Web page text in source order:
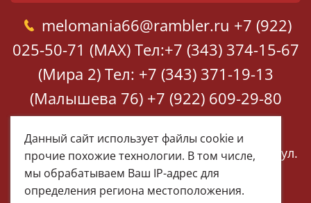
melomania66@rambler.ru +7 (922)
025-50-71 (MAX) Тел:+7 (343) 374-15-67
(Мира 2) Тел: +7 (343) 371-19-13
(Малышева 76) +7 (922) 609-29-80
(MAX)
Екатеринбург, ул. Мира 2
Екатеринбург, ул.
Малышева 76
Данный сайт использует файлы cookie и
прочие похожие технологии. В том числе,
мы обрабатываем Ваш IP-адрес для
определения региона местоположения.